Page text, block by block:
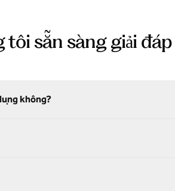
sẵn sàng giải đáp
không?